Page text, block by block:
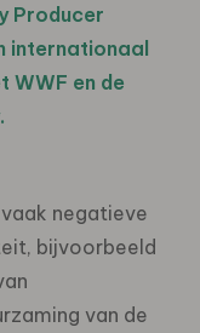
Producer
internationaal
WWF en de
negatieve
bijvoorbeeld
van de